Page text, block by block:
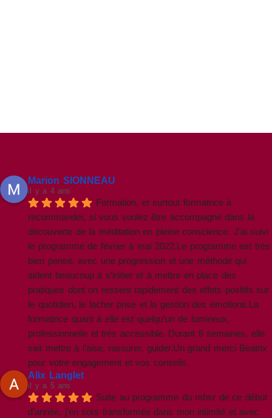
Marion SIONNEAU
il y a 4 ans
Formation, et surtout formatrice à
recommander, si vous voulez être accompagné dans la
découverte de la méditation en pleine conscience. J’ai suivi
le programme de février à mai 2022.Le programme est très
bien pensé, avec une progression et une méthode qui
aident beaucoup à s’initier et à mettre en place des
pratiques dont on ressent rapidement des effets positifs sur
le quotidien, le lacher prise et la gestion des émotions.La
formatrice quant à elle est quelqu’un de lumineux,
professionnelle et très accessible. Durant 8 semaines, elle
sait mettre à l’aise, rassurer, guider.Un grand merci Beatrix
pour votre engagement et vos conseils.
Alix Langlet
il y a 5 ans
Suite au programme du mbsr de ce début
d’année, j’en sors transformée dans mon intimité et avec